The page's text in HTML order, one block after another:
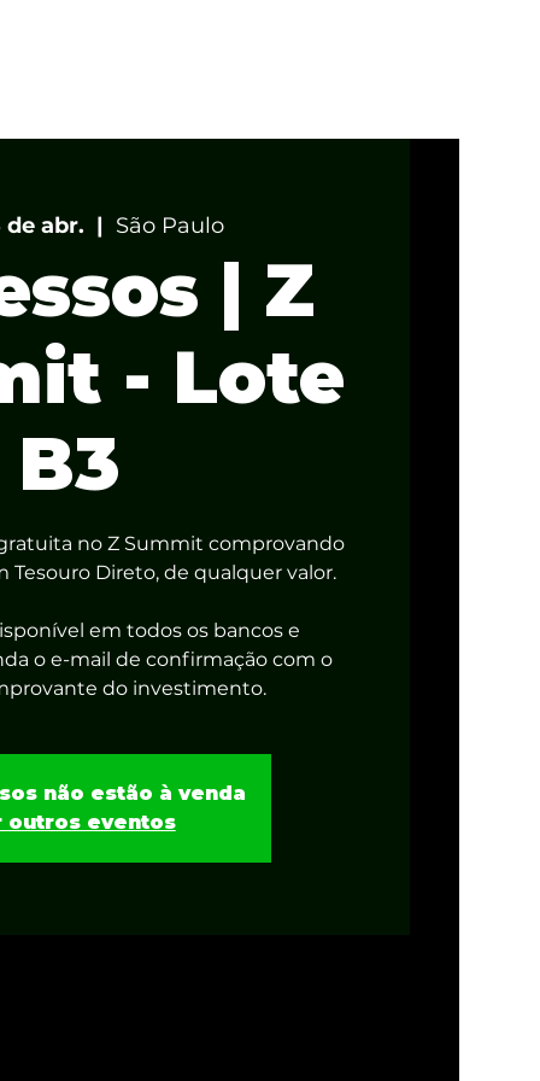
de abr.
  |
São Paulo
| Z
- Lote
B3
no Z Summit comprovando
Direto, de qualquer valor.
em todos os bancos e
o e-mail de confirmação com o
do investimento.
não estão à venda
outros eventos